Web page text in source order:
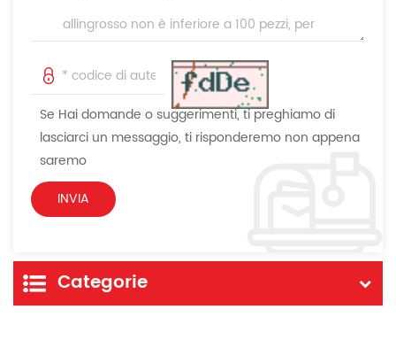
Se Hai domande o suggerimenti, ti preghiamo di
lasciarci un messaggio, ti risponderemo non appena
saremo
Categorie